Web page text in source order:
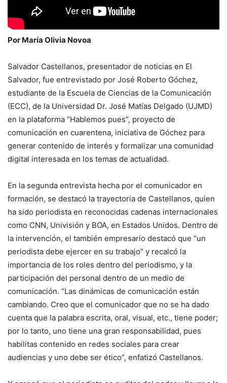
Por María Olivia Novoa
Salvador Castellanos, presentador de noticias en El
Salvador, fue entrevistado por José Roberto Góchez,
estudiante de la Escuela de Ciencias de la Comunicación
(ECC), de la Universidad Dr. José Matías Delgado (UJMD)
en la plataforma “Hablemos pues”, proyecto de
comunicación en cuarentena, iniciativa de Góchez para
generar contenido de interés y formalizar una comunidad
digital interesada en los temas de actualidad.
En la segunda entrevista hecha por el comunicador en
formación, se destacó la trayectoria de Castellanos, quien
ha sido periodista en reconocidas cadenas internacionales
como CNN, Univisión y BOA, en Estados Unidos. Dentro de
la intervención, el también empresario destacó que “un
periodista debe ejercer en su trabajo” y recalcó la
importancia de los roles dentro del periodismo, y la
participación del personal dentro de un medio de
comunicación. “Las dinámicas de comunicación están
cambiando. Creo que el comunicador que no se ha dado
cuenta que la palabra escrita, oral, visual, etc., tiene poder;
por lo tanto, uno tiene una gran responsabilidad, pues
habilitas contenido en redes sociales para crear
audiencias y uno debe ser ético”, enfatizó Castellanos.